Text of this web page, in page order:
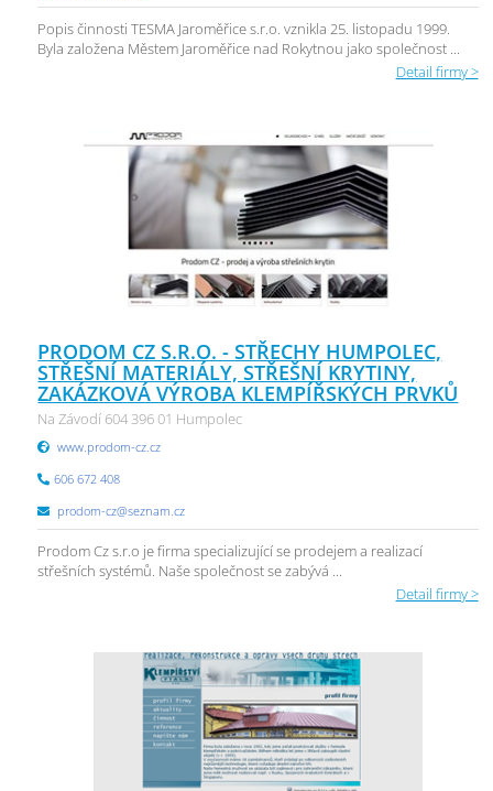
Popis činnosti TESMA Jaroměřice s.r.o. vznikla 25. listopadu 1999.
Byla založena Městem Jaroměřice nad Rokytnou jako společnost ...
Detail firmy >
PRODOM CZ S.R.O. - STŘECHY HUMPOLEC,
STŘEŠNÍ MATERIÁLY, STŘEŠNÍ KRYTINY,
ZAKÁZKOVÁ VÝROBA KLEMPÍŘSKÝCH PRVKŮ
Na Závodí 604 396 01 Humpolec
www.prodom-cz.cz
606 672 408
prodom-cz@seznam.cz
Prodom Cz s.r.o je firma specializující se prodejem a realizací
střešních systémů. Naše společnost se zabývá ...
Detail firmy >